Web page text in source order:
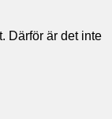
Därför är det inte